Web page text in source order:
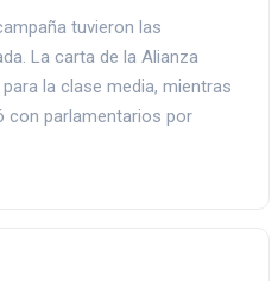
tuvieron las
La carta de la Alianza
la clase media, mientras
con parlamentarios por